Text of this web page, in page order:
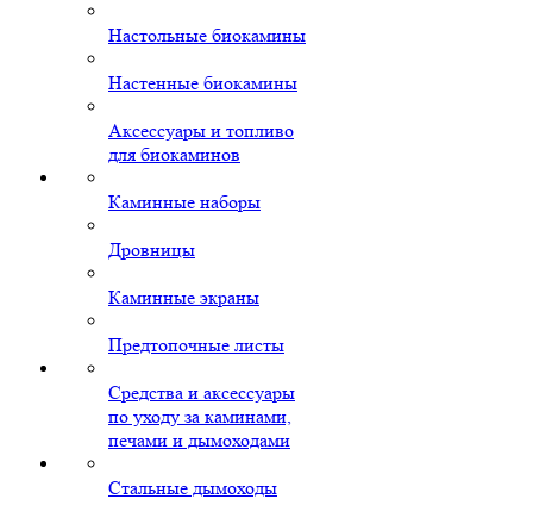
Настольные биокамины
Настенные биокамины
Аксессуары и топливо
для биокаминов
Каминные наборы
Дровницы
Каминные экраны
Предтопочные листы
Средства и аксессуары
по уходу за каминами,
печами и дымоходами
Стальные дымоходы